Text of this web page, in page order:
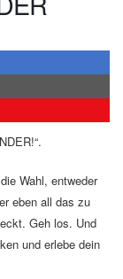
Wahl, entweder
eben all das zu
Geh los. Und
und erlebe dein